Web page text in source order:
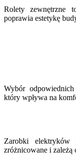
Rolety zewnętrzne
poprawia estetykę
Wybór
który wpływa na
Zarobki
zróżnicowane i
wpisu